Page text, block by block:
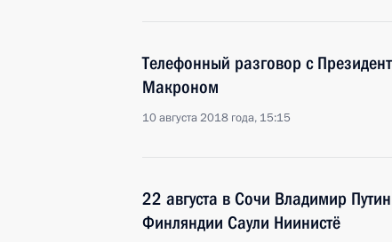
Телефонный разговор с
Макроном
10 августа 2018 года, 15:15
22 августа в Сочи Владимир
Финляндии Саули Ниинистё